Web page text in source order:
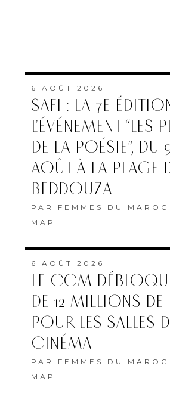
6 AOÛT 2026
SAFI : LA 7E
L’ÉVÉNEMENT “LES
DE LA POÉSIE”, DU
AOÛT À LA PLAGE
BEDDOUZA
PAR FEMMES DU MAROC
MAP
6 AOÛT 2026
LE CCM
DE 12 MILLIONS DE
POUR LES SALLES
CINÉMA
PAR FEMMES DU MAROC
MAP